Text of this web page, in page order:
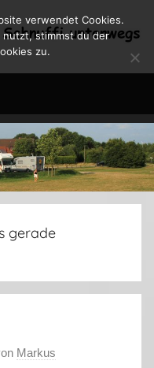
gerade
Markus
verwendet Cookies.
nutzt, stimmst du der
zu.